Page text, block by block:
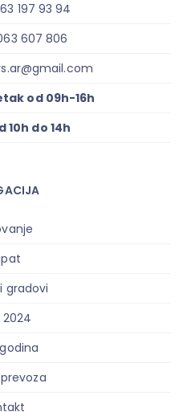
197 93 94
607 806
od 09h-16h
10h do 14h
gradovi